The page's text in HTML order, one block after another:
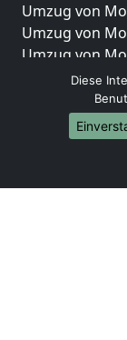
Umzug von
Umzug von
Umzug von
Umzug von
Umzug von
Umzug von
Umzug von
Diese